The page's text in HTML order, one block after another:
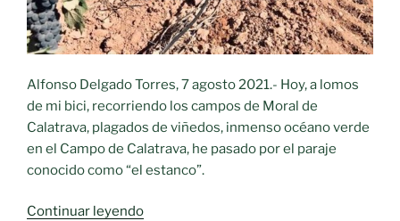
Alfonso Delgado Torres, 7 agosto 2021.- Hoy, a lomos
de mi bici, recorriendo los campos de Moral de
Calatrava, plagados de viñedos, inmenso océano verde
en el Campo de Calatrava, he pasado por el paraje
conocido como “el estanco”.
Continuar leyendo«Recuerdos